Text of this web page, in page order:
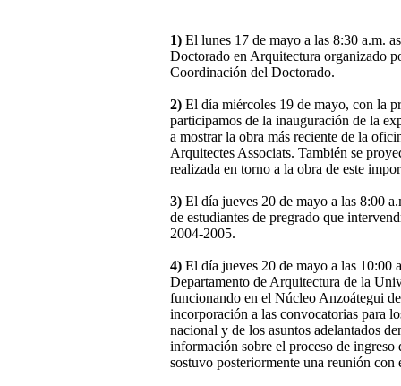
1) El lunes 17 de mayo a las 8:30 a.m.
Doctorado en Arquitectura organizado
Coordinación del Doctorado.
2) El día miércoles 19 de mayo, con la
participamos de la inauguración de la
a mostrar la obra más reciente de la
Arquitectes Associats. También se
realizada en torno a la obra de este
3) El día jueves 20 de mayo a las 8:00
de estudiantes de pregrado que
2004-2005.
4) El día jueves 20 de mayo a las 10:00
Departamento de Arquitectura de la
funcionando en el Núcleo Anzoátegui
incorporación a las convocatorias para
nacional y de los asuntos adelantados
información sobre el proceso de
sostuvo posteriormente una reunión